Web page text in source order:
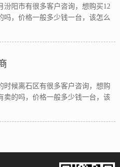
汾阳市有很多客户咨询，想购买12
吗，价格一般多少钱一台，该怎么
时候离石区有很多客户咨询，想购
卖的吗，价格一般多少钱一台，该